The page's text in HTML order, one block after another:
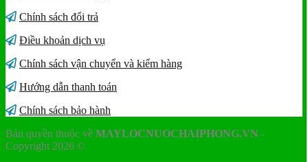
Chính sách đổi trả
Điều khoản dịch vụ
Chính sách vận chuyển và kiểm hàng
Hướng dẫn thanh toán
Chính sách bảo hành
Bản quyền thuộc về MAYLOCNUOCHAIPHONG.VN -
Copyright 2026 ©